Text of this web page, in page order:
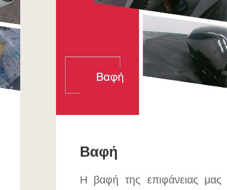
Βαφή
Η βαφή της επιφάνειας μας